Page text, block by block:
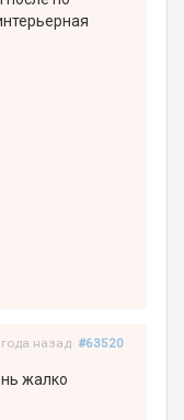
назад #63520
жалко